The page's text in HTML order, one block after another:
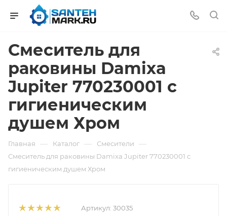
Смеситель для
раковины Damixa
Jupiter 770230001 с
гигиеническим
душем Хром
Главная — Каталог — Смесители —
Смеситель для раковины Damixa Jupiter 770230001 с
гигиеническим душем Хром
Артикул: 30035